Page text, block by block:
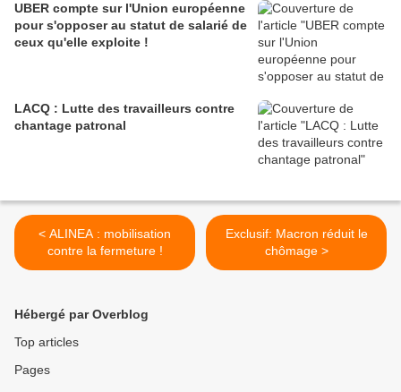
UBER compte sur l'Union européenne
pour s'opposer au statut de salarié de
ceux qu'elle exploite !
LACQ : Lutte des travailleurs contre
chantage patronal
< ALINEA : mobilisation
contre la fermeture !
Exclusif: Macron réduit le
chômage >
Hébergé par Overblog
Top articles
Pages